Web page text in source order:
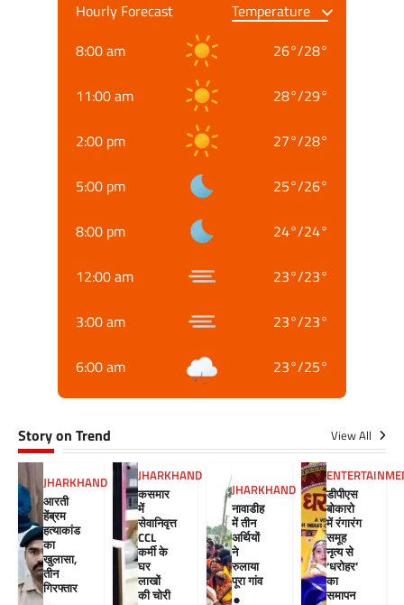
Hourly Forecast
8:00 am
26°/28°
11:00 am 28°/29°
2:00 pm 27°/28°
5:00 pm 25°/26°
8:00 pm 24°/24°
12:00 am 23°/23°
3:00 am 23°/23°
6:00 am 23°/25°
Story on Trend View All
JHARKHAND
आरती
हेंब्रम
हत्याकांड
का
खुलासा,
तीन
गिरफ्तार
JHARKHAND
कसमार
में
सेवानिवृत्त
CCL
कर्मी के
घर
लाखों
की चोरी
JHARKHAND
नावाडीह
में तीन
अर्थियों
ने
रुलाया
पूरा गांव
डीपीएस
बोकारो
में रंगारंग
समूह
नृत्य से
‘धरोहर’
का
समापन